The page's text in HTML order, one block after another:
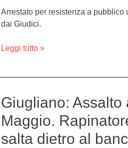
Arrestato per resistenza a
dai Giudici.
vigili
per
divieto
scarcerato
Leggi tutto »
Giugliano:
Maggio.
salta dietro al
Giugliano:
Assalto
alla
Posta